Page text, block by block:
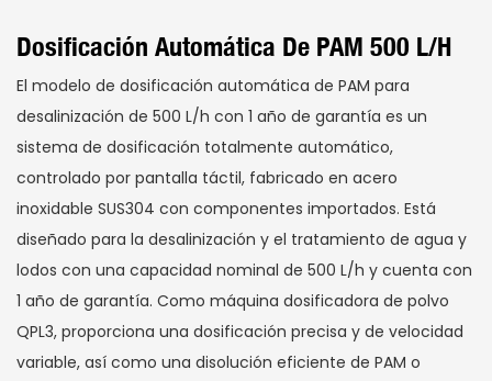
Dosificación Automática De PAM 500 L/h
El modelo de dosificación automática de PAM para
desalinización de 500 L/h con 1 año de garantía es un
sistema de dosificación totalmente automático,
controlado por pantalla táctil, fabricado en acero
inoxidable SUS304 con componentes importados. Está
diseñado para la desalinización y el tratamiento de agua y
lodos con una capacidad nominal de 500 L/h y cuenta con
1 año de garantía. Como máquina dosificadora de polvo
QPL3, proporciona una dosificación precisa y de velocidad
variable, así como una disolución eficiente de PAM o